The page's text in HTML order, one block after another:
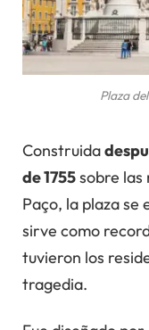
Plaza
Construida
de 1755sobre las
Paço, la plaza se
sirve como
tuvieron los
tragedia.